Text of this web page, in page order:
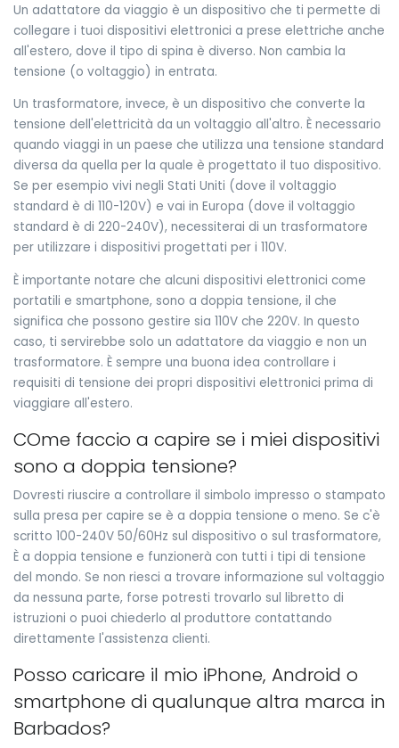
Un adattatore da viaggio è un dispositivo che ti permette di
collegare i tuoi dispositivi elettronici a prese elettriche anche
all'estero, dove il tipo di spina è diverso. Non cambia la
tensione (o voltaggio) in entrata.
Un trasformatore, invece, è un dispositivo che converte la
tensione dell'elettricità da un voltaggio all'altro. È necessario
quando viaggi in un paese che utilizza una tensione standard
diversa da quella per la quale è progettato il tuo dispositivo.
Se per esempio vivi negli Stati Uniti (dove il voltaggio
standard è di 110-120V) e vai in Europa (dove il voltaggio
standard è di 220-240V), necessiterai di un trasformatore
per utilizzare i dispositivi progettati per i 110V.
È importante notare che alcuni dispositivi elettronici come
portatili e smartphone, sono a doppia tensione, il che
significa che possono gestire sia 110V che 220V. In questo
caso, ti servirebbe solo un adattatore da viaggio e non un
trasformatore. È sempre una buona idea controllare i
requisiti di tensione dei propri dispositivi elettronici prima di
viaggiare all'estero.
COme faccio a capire se i miei dispositivi
sono a doppia tensione?
Dovresti riuscire a controllare il simbolo impresso o stampato
sulla presa per capire se è a doppia tensione o meno. Se c'è
scritto 100-240V 50/60Hz sul dispositivo o sul trasformatore,
È a doppia tensione e funzionerà con tutti i tipi di tensione
del mondo. Se non riesci a trovare informazione sul voltaggio
da nessuna parte, forse potresti trovarlo sul libretto di
istruzioni o puoi chiederlo al produttore contattando
direttamente l'assistenza clienti.
Posso caricare il mio iPhone, Android o
smartphone di qualunque altra marca in
Barbados?